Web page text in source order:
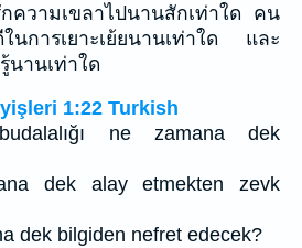
กความเขลาไปนานสักเท่าใด คน
ในการเยาะเย้ยนานเท่าใด และ
นานเท่าใด
1:22 Turkish
ne zamana dek
dek alay etmekten zevk
dek bilgiden nefret edecek?